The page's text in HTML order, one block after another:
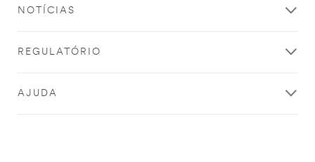
NOTÍCIAS
REGULATÓRIO
AJUDA